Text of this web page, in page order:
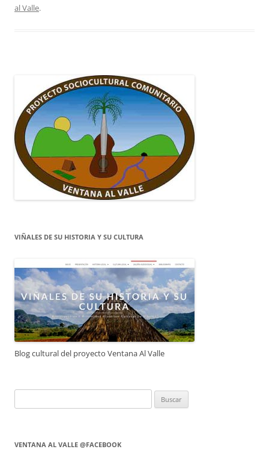
al Valle.
VIÑALES DE SU HISTORIA Y SU CULTURA
Blog cultural del proyecto Ventana Al Valle
VENTANA AL VALLE @FACEBOOK